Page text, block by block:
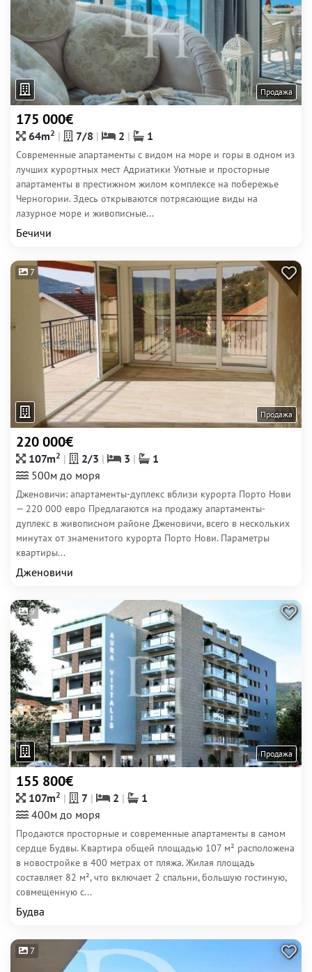
Продажа
175 000€
64m2 7/8 2 1
Современные апартаменты с видом на море и горы в одном из
лучших курортных мест Адриатики Уютные и просторные
апартаменты в престижном жилом комплексе на побережье
Черногории. Здесь открываются потрясающие виды на
лазурное море и живописные...
Бечичи
7
Продажа
220 000€
107m2 2/3 3
1
500м до моря
Дженовичи: апартаменты-дуплекс вблизи курорта Порто Нови
— 220 000 евро Предлагаются на продажу апартаменты-
дуплекс в живописном районе Дженовичи, всего в нескольких
минутах от знаменитого курорта Порто Нови. Параметры
квартиры...
Дженовичи
9
Продажа
155 800€
107m2 7 2
1
400м до моря
Продаются просторные и современные апартаменты в самом
сердце Будвы. Квартира общей площадью 107 м² расположена
в новостройке в 400 метрах от пляжа. Жилая площадь
составляет 82 м², что включает 2 спальни, большую гостиную,
совмещенную с...
Будва
7